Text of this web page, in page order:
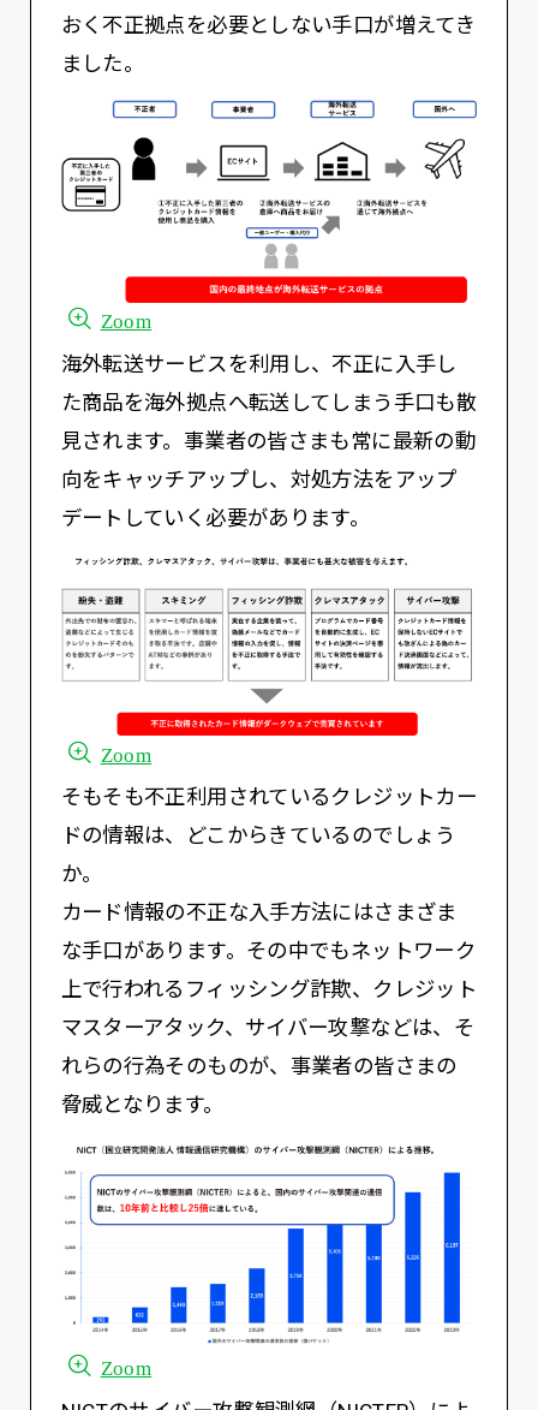
おく不正拠点を必要としない手口が増えてき
ました。
Zoom
海外転送サービスを利用し、不正に入手し
た商品を海外拠点へ転送してしまう手口も散
見されます。事業者の皆さまも常に最新の動
向をキャッチアップし、対処方法をアップ
デートしていく必要があります。
Zoom
そもそも不正利用されているクレジットカー
ドの情報は、どこからきているのでしょう
か。
カード情報の不正な入手方法にはさまざま
な手口があります。その中でもネットワーク
上で行われるフィッシング詐欺、クレジット
マスターアタック、サイバー攻撃などは、そ
れらの行為そのものが、事業者の皆さまの
脅威となります。
Zoom